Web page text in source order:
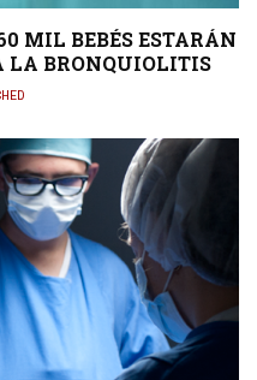
MIL BEBÉS ESTARÁN
LA BRONQUIOLITIS